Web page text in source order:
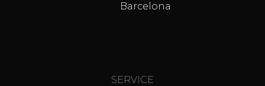
Barcelona
SERVICE